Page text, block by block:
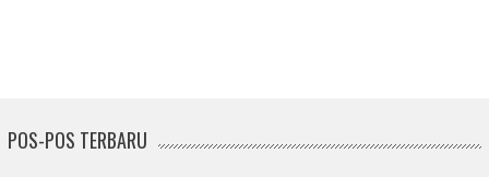
POS-POS TERBARU